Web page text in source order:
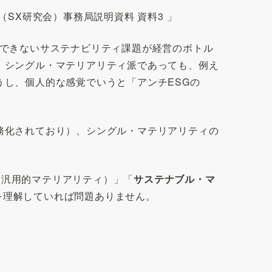
研究会）事務局説明資料 資料3 」
きないサステナビリティ課題が経営のボトル
ングル・マテリアリティ派であっても、例え
、個人的な感覚でいうと「アンチESGの
されており）、シングル・マテリアリティの
汎用的マテリアリティ）」「サステナブル・マ
解していれば問題ありません。